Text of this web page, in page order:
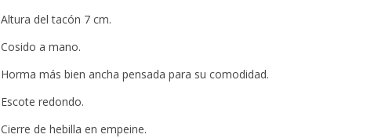
Altura del tacón 7 cm.
Cosido a mano.
Horma más bien ancha pensada para su comodidad.
Escote redondo.
Cierre de hebilla en empeine.